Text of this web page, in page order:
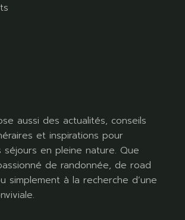
aussi des actualités, conseils
et inspirations pour
en pleine nature. Que
de randonnée, de road
simplement à la recherche d’une